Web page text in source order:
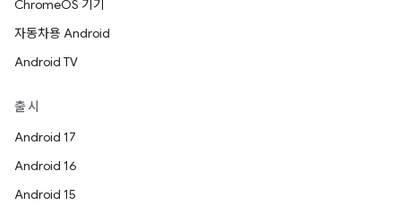
ChromeOS 기기
자동차용 Android
Android TV
출시
Android 17
Android 16
Android 15